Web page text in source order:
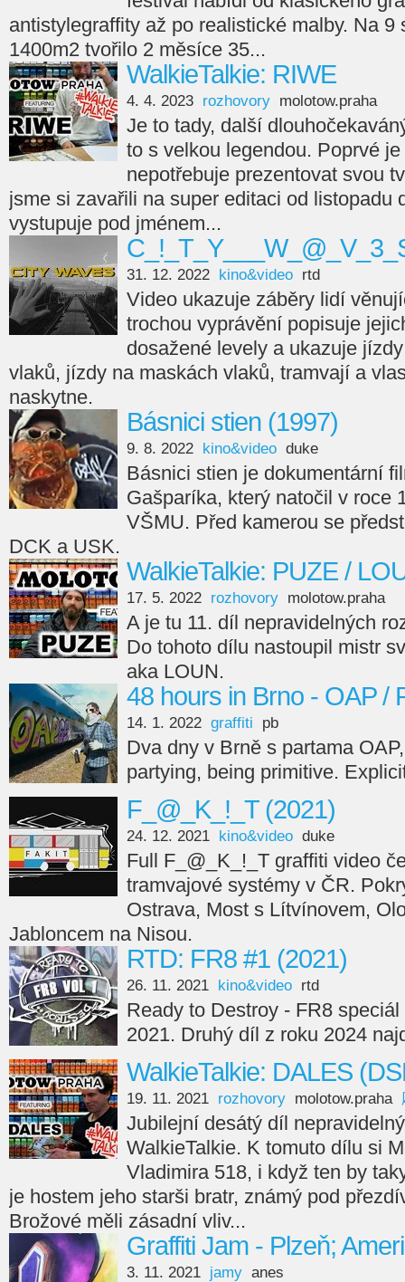
antistylegraffity až po realistické malby. Na 9
1400m2 tvořilo 2 měsíce 35...
WalkieTalkie: RIWE
4. 4. 2023 rozhovory molotow.praha
Je to tady, další
to s velkou legendou. Poprvé
nepotřebuje prezentovat svou
jsme si zavařili na super editaci od listopadu
vystupuje pod jménem...
31. 12. 2022 kino&video rtd
Video ukazuje záběry lidí
trochou vyprávění popisuje
dosažené levely a ukazuje
vlaků, jízdy na maskách vlaků, tramvají a
naskytne.
Básnici stien (1997)
9. 8. 2022 kino&video duke
Básnici stien je dokumentární
Gašparíka, který natočil v roce
VŠMU. Před kamerou se
DCK a USK.
WalkieTalkie: PUZE /
17. 5. 2022 rozhovory molotow.praha
A je tu 11. díl nepravidelných
Do tohoto dílu nastoupil mistr
aka LOUN.
48 hours in Brno - OAP /
14. 1. 2022 graffiti pb
Dva dny v Brně s partama
partying, being primitive.
F_@_K_!_T (2021)
24. 12. 2021 kino&video duke
Full F_@_K_!_T graffiti video
tramvajové systémy v ČR.
Ostrava, Most s Lítvínovem,
Jabloncem na Nisou.
RTD: FR8 #1 (2021)
26. 11. 2021 kino&video rtd
Ready to Destroy - FR8
2021. Druhý díl z roku 2024
WalkieTalkie: DALES
19. 11. 2021 rozhovory molotow.praha
Jubilejní desátý díl
WalkieTalkie. K tomuto dílu si
Vladimira 518, i když ten by
je hostem jeho starši bratr, známý pod
Brožové měli zásadní vliv...
Graffiti Jam - Plzeň;
3. 11. 2021 jamy anes